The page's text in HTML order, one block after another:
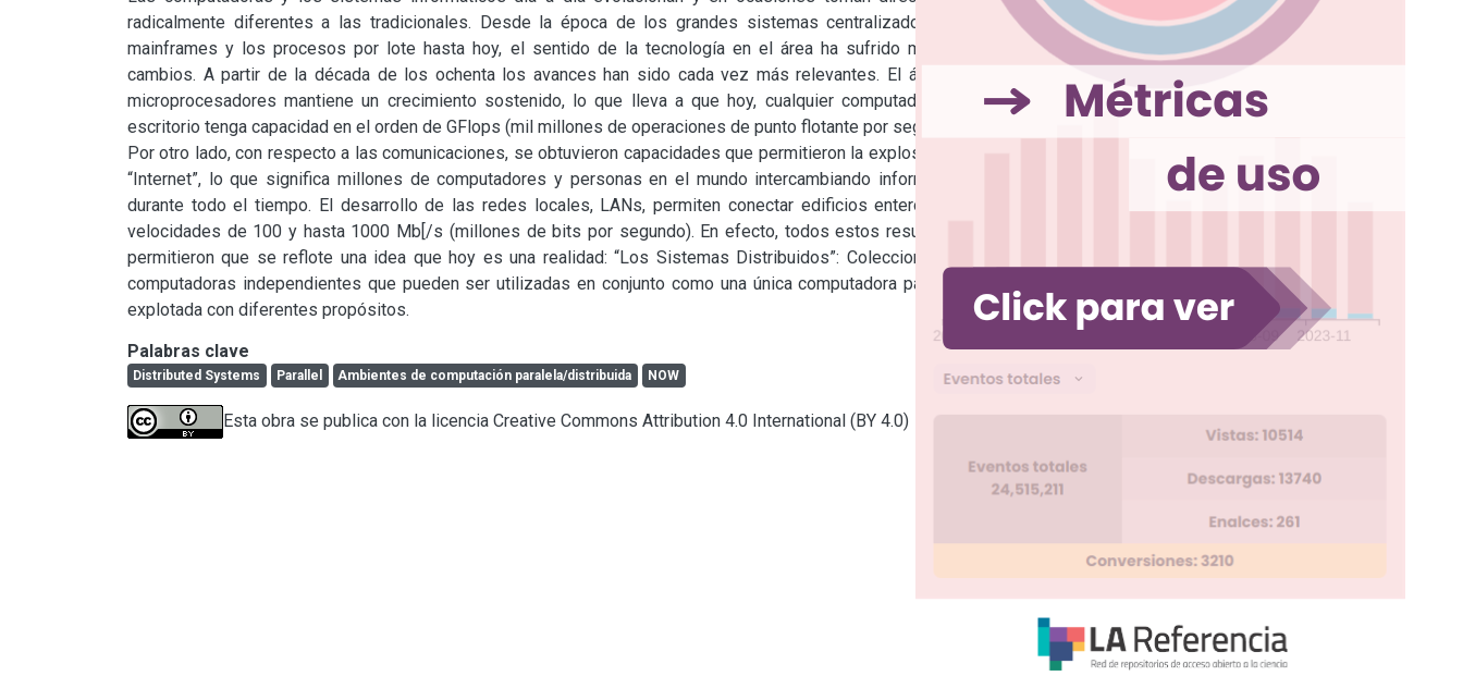
radicalmente diferentes a las tradicionales. Desde la época de los grandes sistemas centralizados tipo
mainframes y los procesos por lote hasta hoy, el sentido de la tecnología en el área ha sufrido muchos
cambios. A partir de la década de los ochenta los avances han sido cada vez más relevantes. El área de
microprocesadores mantiene un crecimiento sostenido, lo que lleva a que hoy, cualquier computadora de
escritorio tenga capacidad en el orden de GFlops (mil millones de operaciones de punto flotante por segundo).
Por otro lado, con respecto a las comunicaciones, se obtuvieron capacidades que permitieron la explosión de
“Internet”, lo que significa millones de computadores y personas en el mundo intercambiando información
durante todo el tiempo. El desarrollo de las redes locales, LANs, permiten conectar edificios enteros con
velocidades de 100 y hasta 1000 Mb[/s (millones de bits por segundo). En efecto, todos estos resultados
permitieron que se reflote una idea que hoy es una realidad: “Los Sistemas Distribuidos”: Colecciones de
computadoras independientes que pueden ser utilizadas en conjunto como una única computadora para ser
explotada con diferentes propósitos.
Palabras clave
Distributed Systems Parallel Ambientes de computación paralela/distribuida NOW
Esta obra se publica con la licencia Creative Commons Attribution 4.0 International (BY 4.0)